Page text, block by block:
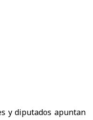
y diputados apuntan